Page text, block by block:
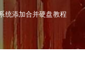
统添加合并硬盘教程